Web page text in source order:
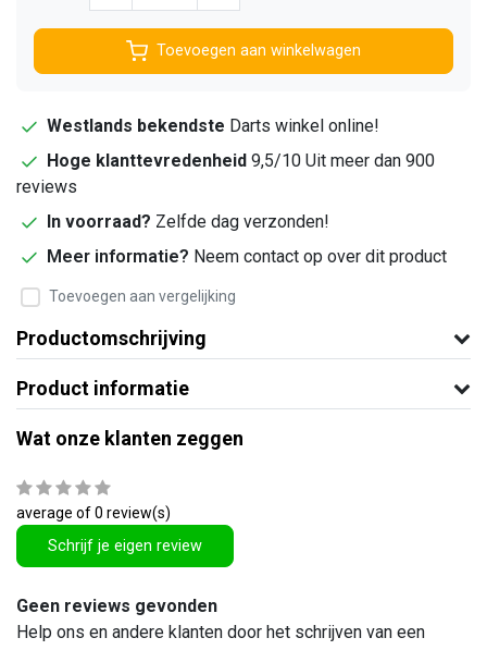
Toevoegen aan winkelwagen
Westlands bekendste Darts winkel online!
Hoge klanttevredenheid 9,5/10 Uit meer dan 900
reviews
In voorraad? Zelfde dag verzonden!
Meer informatie? Neem contact op over dit product
Toevoegen aan vergelijking
Productomschrijving
Product informatie
Wat onze klanten zeggen
average of 0 review(s)
Schrijf je eigen review
Geen reviews gevonden
Help ons en andere klanten door het schrijven van een